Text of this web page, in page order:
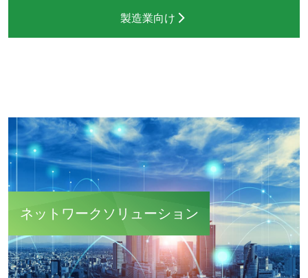
製造業向け
ネットワークソリューション